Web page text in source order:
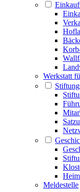
Werkstatt
Meldestelle